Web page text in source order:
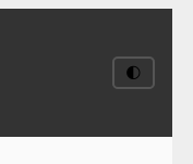
🌓